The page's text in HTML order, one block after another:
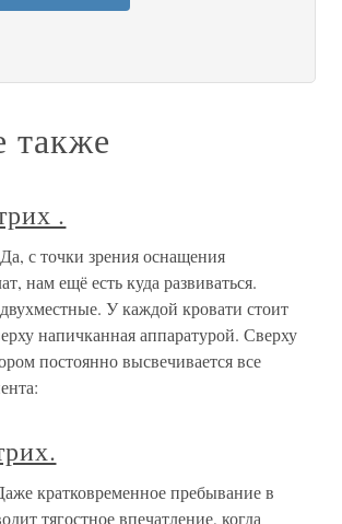
также
.
с точки зрения оснащения
нам ещё есть куда развиваться.
У каждой кровати стоит
напичканная аппаратурой. Сверху
постоянно высвечивается все
кратковременное пребывание в
тягостное впечатление, когда